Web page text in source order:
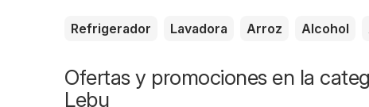
Refrigerador Lavadora Arroz Alcohol
Ofertas y promociones en la
Lebu